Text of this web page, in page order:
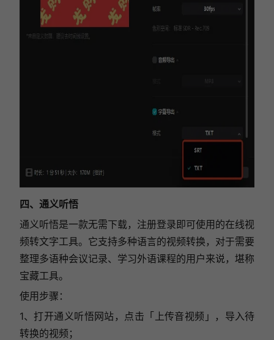
四、通义听悟
通义听悟是一款无需下载，注册登录即可使用的在线视
频转文字工具。它支持多种语言的视频转换，对于需要
整理多语种会议记录、学习外语课程的用户来说，堪称
宝藏工具。
使用步骤：
1、打开通义听悟网站，点击「上传音视频」，导入待
转换的视频；